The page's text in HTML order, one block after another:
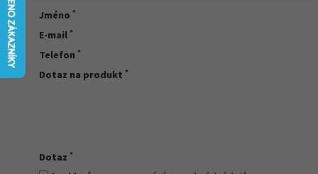
Jméno *
E-mail *
Telefon *
Dotaz na produkt *
Dotaz *